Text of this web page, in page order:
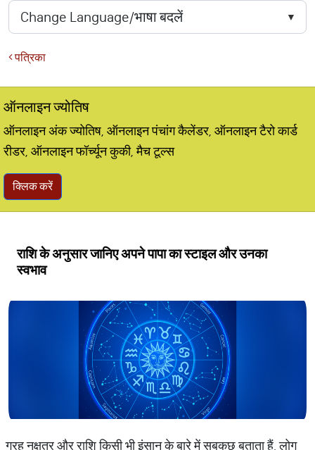
पत्रिका
ऑनलाइन ज्योतिष
ऑनलाइन अंक ज्योतिष, ऑनलाइन पंचांग कैलेंडर, ऑनलाइन टैरो कार्ड
रीडर, ऑनलाइन फॉर्च्यून कुकी, मैच टूल्स
क्लिक करें
राशि के अनुसार जानिए अपने पापा का स्टाइल और उनका
स्वभाव
ग्रह नक्षत्र और राशि किसी भी इंसान के बारे में सबकुछ बताता हैं. लोग